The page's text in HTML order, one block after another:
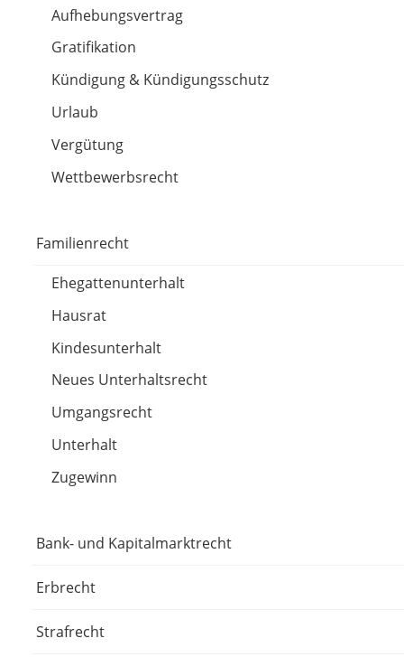
Aufhebungsvertrag
Gratifikation
Kündigung & Kündigungsschutz
Urlaub
Vergütung
Wettbewerbsrecht
Familienrecht
Ehegattenunterhalt
Hausrat
Kindesunterhalt
Neues Unterhaltsrecht
Umgangsrecht
Unterhalt
Zugewinn
Bank- und Kapitalmarktrecht
Erbrecht
Strafrecht